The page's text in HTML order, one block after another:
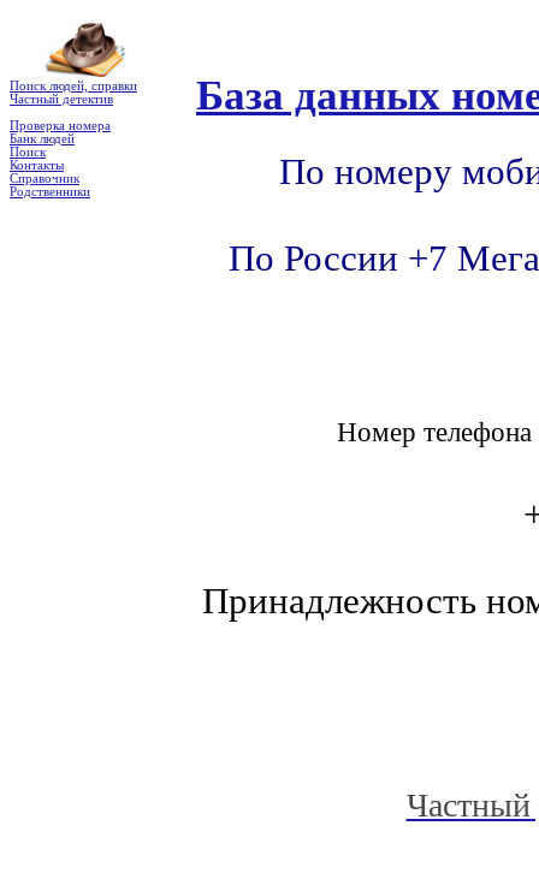
Поиск людей, справки
Частный детектив
Проверка номера
Банк людей
Поиск
Контакты
Справочник
Родственники
База данных
По номеру
По России +7
Номер
Принадлежность
Частный